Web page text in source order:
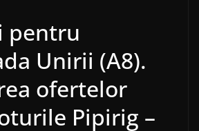
pentru
Unirii (A8).
ofertelor
Pipirig –